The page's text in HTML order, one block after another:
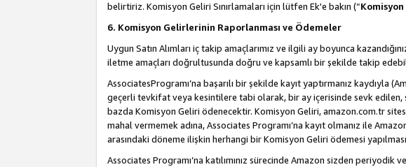
belirtiriz. Komisyon Geliri Sınırlamaları için lütfen Ek'e bakın (“Komisyon
6. Komisyon Gelirlerinin Raporlanması ve Ödemeler
Uygun Satın Alımları iç takip amaçlarımız ve ilgili ay boyunca
iletme amaçları doğrultusunda doğru ve kapsamlı bir şekilde takip
AssociatesProgramı’na başarılı bir şekilde kayıt yaptırmanız
geçerli tevkifat veya kesintilere tabi olarak, bir ay içerisinde sevk edilen,
bazda Komisyon Geliri ödenecektir. Komisyon Geliri, amazon.com.tr
mahal vermemek adına, Associates Programı’na kayıt olmanız ile
arasındaki döneme ilişkin herhangi bir Komisyon Geliri ödemesi
Associates Programı’na katılımınız sürecinde Amazon sizden